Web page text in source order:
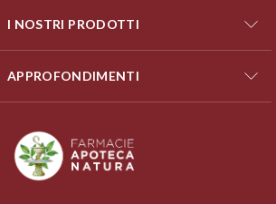
I NOSTRI PRODOTTI
APPROFONDIMENTI